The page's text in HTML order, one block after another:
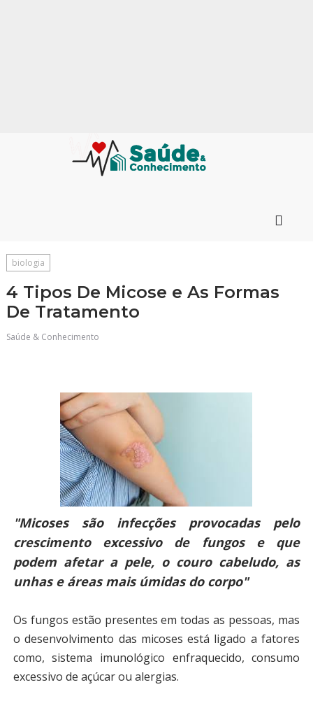
biologia
4 Tipos De Micose e As Formas
De Tratamento
Saúde & Conhecimento
"Micoses são infecções provocadas pelo
crescimento excessivo de fungos e que
podem afetar a pele, o couro cabeludo, as
unhas e áreas mais úmidas do corpo"
Os fungos estão presentes em todas as pessoas, mas
o desenvolvimento das micoses está ligado a fatores
como, sistema imunológico enfraquecido, consumo
excessivo de açúcar ou alergias.